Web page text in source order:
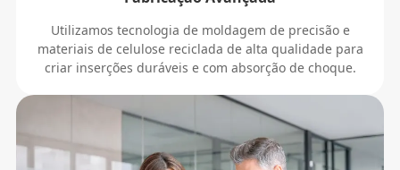
Utilizamos tecnologia de moldagem de precisão e
materiais de celulose reciclada de alta qualidade para
criar inserções duráveis ​​e com absorção de choque.